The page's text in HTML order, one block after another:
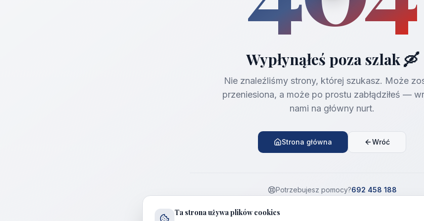
Wypłynąłeś poza szlak 🛶
Nie znaleźliśmy strony, której szukasz. Może
przeniesiona, a może po prostu zabłądziłeś —
nami na główny nurt.
Strona główna Wróć
Potrzebujesz pomocy?692 458 188
Ta strona używa plików cookies